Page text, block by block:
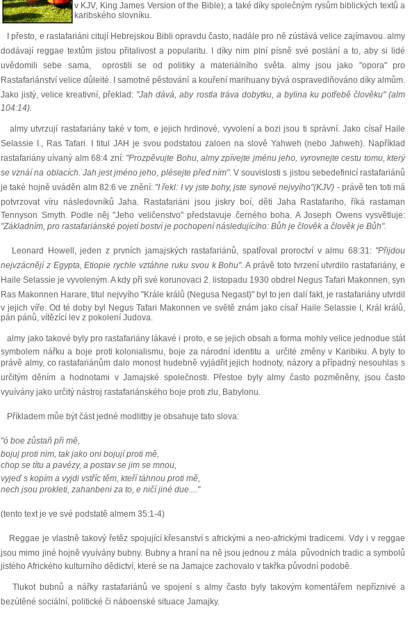
v KJV, King James Version of the Bible); a také díky společným rysům biblických textů a
karibského slovníku.
I přesto, e rastafariáni citují Hebrejskou Bibli opravdu často, nadále pro ně zústává velice zajímavou. almy
dodávají reggae textům jistou přitalivost a popularitu. I díky nim plní písně své poslání a to, aby si lidé
uvědomili sebe sama, oprostili se od politiky a materiálního světa. almy jsou jako "opora" pro
Rastafariánství velice důleité. I samotné pěstování a kouření marihuany bývá ospravedlňováno díky almům.
Jako jistý, velice kreativní, překlad: "Jah dává, aby rostla tráva dobytku, a bylina ku potřebě člověku" (alm
104:14).
almy utvrzují rastafariány také v tom, e jejich hrdinové, vyvolení a bozi jsou ti správní. Jako císař Haile
Selassie I., Ras Tafari. I titul JAH je svou podstatou zaloen na slově Yahweh (nebo Jahweh). Například
rastafariány uívaný alm 68:4 zní: "Prozpěvujte Bohu, almy zpívejte jménu jeho, vyrovnejte cestu tomu, který
se vznáí na oblacích. Jah jest jméno jeho, plésejte před ním". V souvislosti s jistou sebedefinicí rastafariánů
je také hojně uváděn alm 82:6 ve znění: "I řekl: I vy jste bohy, jste synové nejvyího"(KJV) - právě ten toti má
potvrzovat víru následovníků Jaha. Rastafariáni jsou jiskry boí, děti Jaha Rastafariho, říká rastaman
Tennyson Smyth. Podle něj "Jeho veličenstvo" představuje černého boha. A Joseph Owens vysvětluje:
"Základním, pro rastafariánské pojetí boství je pochopení následujícího: Bůh je člověk a člověk je Bůh".
Leonard Howell, jeden z prvních jamajských rastafariánů, spatřoval proroctví v almu 68:31: "Přijdou
nejvzácnějí z Egypta, Etiopie rychle vztáhne ruku svou k Bohu". A právě toto tvrzení utvrdilo rastafariány, e
Haile Selassie je vyvoleným. A kdy při své korunovaci 2. listopadu 1930 obdrel Negus Tafari Makonnen, syn
Ras Makonnen Harare, titul nejvyího "Krále králů (Negusa Negast)" byl to jen dalí fakt, je rastafariány utvrdil
v jejich víře. Od té doby byl Negus Tafari Makonnen ve světě znám jako císař Haile Selassie I, Král králů,
pán pánů, vítězící lev z pokolení Judova.
almy jako takové byly pro rastafariány lákavé i proto, e se jejich obsah a forma mohly velice jednodue stát
symbolem nářku a boje proti kolonialismu, boje za národní identitu a určité změny v Karibiku. A byly to
právě almy, co rastafariánům dalo monost hudebně vyjádřit jejich hodnoty, názory a případný nesouhlas s
určitým děním a hodnotami v Jamajské společnosti. Přestoe byly almy často pozměněny, jsou často
vyuívány jako určitý nástroj rastafariánského boje proti zlu, Babylonu.
Příkladem můe být část jedné modlitby je obsahuje tato slova:
"ó boe zůstaň při mě,
bojuj proti nim, tak jako oni bojují proti mě,
chop se títu a pavézy, a postav se jim se mnou,
vyjeď s kopím a vyjdi vstříc těm, kteří táhnou proti mě,
nech jsou prokleti, zahanbeni za to, e ničí jiné due...."
(tento text je ve své podstatě almem 35:1-4)
Reggae je vlastně takový řetěz spojující křesanství s africkými a neo-africkými tradicemi. Vdy i v reggae
jsou mimo jiné hojně vyuívány bubny. Bubny a hraní na ně jsou jednou z mála původních tradic a symbolů
jistého Afrického kulturního dědictví, které se na Jamajce zachovalo v takřka původní podobě.
Tlukot bubnů a nářky rastafariánů ve spojení s almy často byly takovým komentářem nepříznivé a
bezútěné sociální, politické či náboenské situace Jamajky.